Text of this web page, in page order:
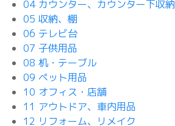
04 カウンター、カウンター下収納
05 収納、棚
06 テレビ台
07 子供用品
08 机・テーブル
09 ペット用品
10 オフィス・店舗
11 アウトドア、車内用品
12 リフォーム、リメイク